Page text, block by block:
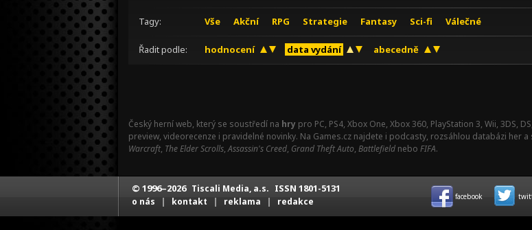
Tagy: Vše Akční RPG Strategie Fantasy Sci-fi Válečné
Řadit podle: hodnocení data vydání abecedně
Český herní web, který se soustředí na hry pro PC, PS4, Xbox One, Xbox 360, PlayStation 3, Wii, 3DS,
preview, videorecenze i pravidelné novinky. Na Games.cz najdete i podcasty, rozsáhlou databázi her
Warcraft, The Elder Scrolls,Assassin's Creed, Grand Theft Auto, Battlefield nebo FIFA.
© 1996–2026 Tiscali Media, a.s. ISSN 1801-5131
o nás | kontakt | reklama | redakce facebook